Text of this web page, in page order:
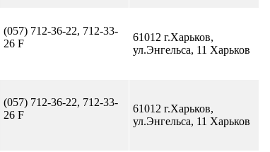
(057) 712-36-22, 712-33-
26 F
61012 г.Харьков,
ул.Энгельса, 11 Харьков
(057) 712-36-22, 712-33-
26 F
61012 г.Харьков,
ул.Энгельса, 11 Харьков